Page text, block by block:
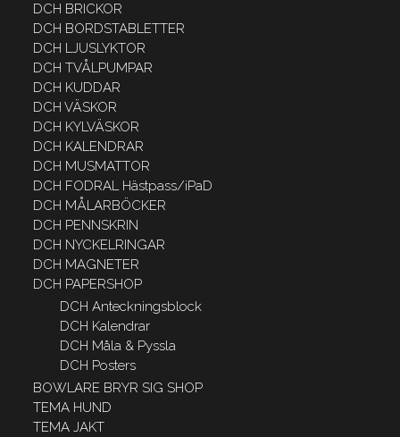
DCH BRICKOR
DCH BORDSTABLETTER
DCH LJUSLYKTOR
DCH TVÅLPUMPAR
DCH KUDDAR
DCH VÄSKOR
DCH KYLVÄSKOR
DCH KALENDRAR
DCH MUSMATTOR
DCH FODRAL Hästpass/iPaD
DCH MÅLARBÖCKER
DCH PENNSKRIN
DCH NYCKELRINGAR
DCH MAGNETER
DCH PAPERSHOP
DCH Anteckningsblock
DCH Kalendrar
DCH Måla & Pyssla
DCH Posters
BOWLARE BRYR SIG SHOP
TEMA HUND
TEMA JAKT